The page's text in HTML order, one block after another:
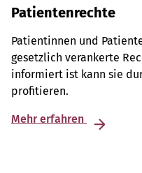
Patientenrechte
Patientinnen und
gesetzlich verankerte
informiert ist kann sie
profitieren.
Mehr erfahren